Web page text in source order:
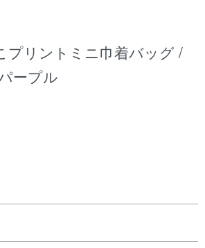
プリントミニ巾着バッグ /
ープル